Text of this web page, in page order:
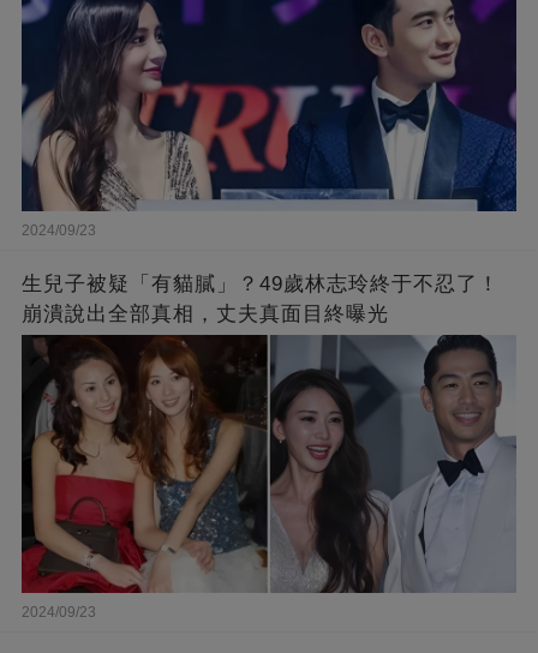
2024/09/23
生兒子被疑「有貓膩」？49歲林志玲終于不忍了！
崩潰說出全部真相，丈夫真面目終曝光
2024/09/23